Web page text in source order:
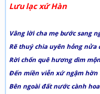
Lưu lạc xứ Hàn
Vâng lời cha mẹ bước sang
Rẽ thuý chia uyên hỏng nửa
Rời chốn quê hương dìm
Đến miền viễn xứ ngậm hờn
Bên ngoài đất nước cành